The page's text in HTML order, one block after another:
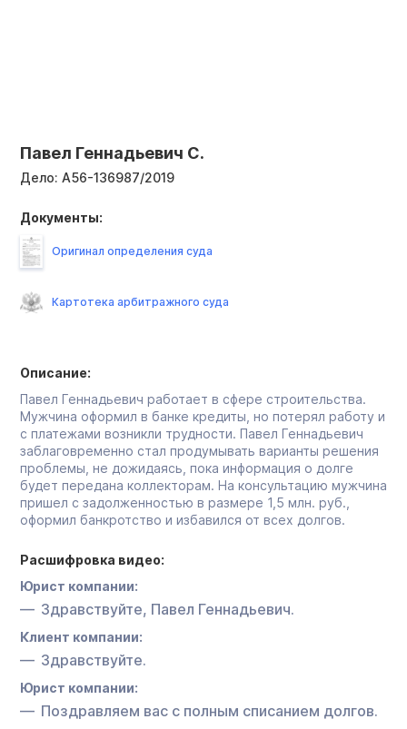
Павел Геннадьевич С.
Дело: А56-136987/2019
Описание:
Павел Геннадьевич работает в сфере строительства.
Мужчина оформил в банке кредиты, но потерял работу и
с платежами возникли трудности. Павел Геннадьевич
заблаговременно стал продумывать варианты решения
проблемы, не дожидаясь, пока информация о долге
будет передана коллекторам. На консультацию мужчина
пришел с задолженностью в размере 1,5 млн. руб.,
оформил банкротство и избавился от всех долгов.
Расшифровка видео:
Юрист компании:
Здравствуйте, Павел Геннадьевич.
Клиент компании:
Здравствуйте.
Юрист компании:
Поздравляем вас с полным списанием долгов.
Документы:
Оригинал определения суда
Картотека арбитражного суда